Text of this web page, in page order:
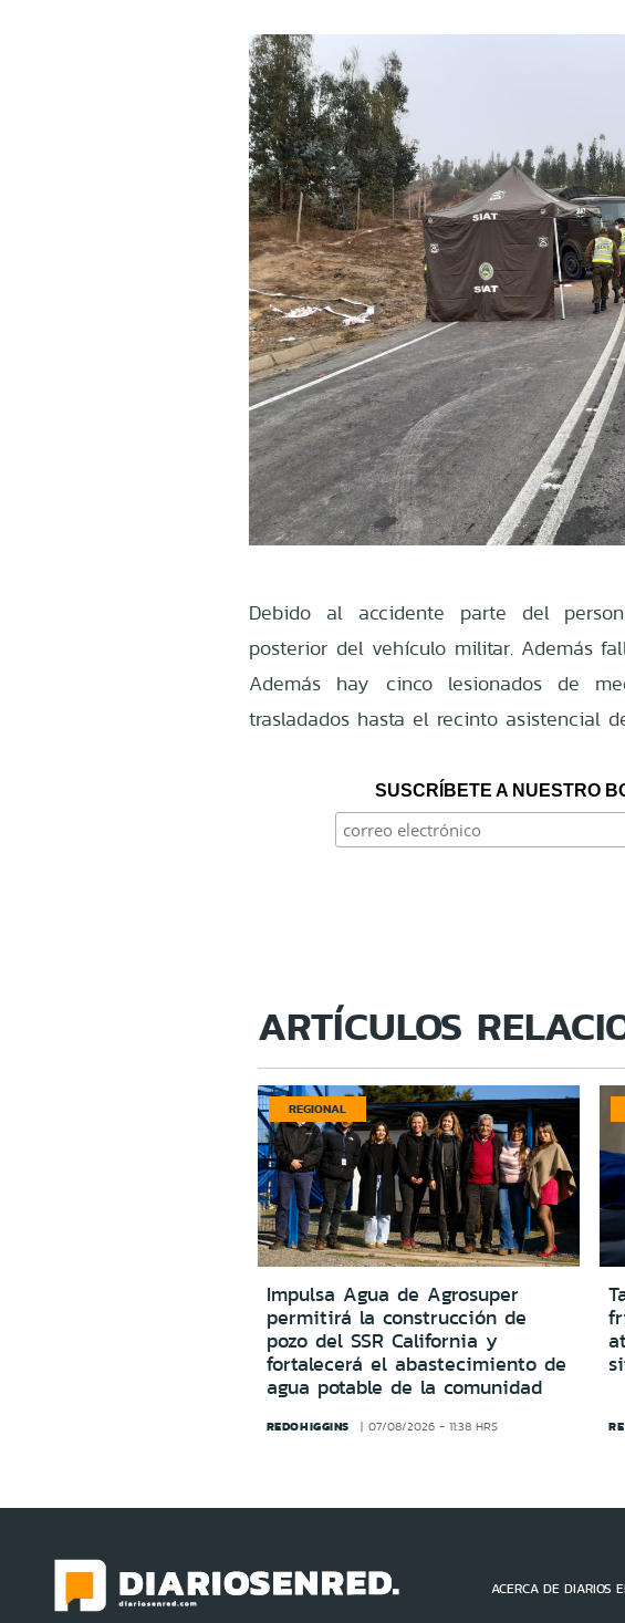
Debido al accidente parte del
posterior del vehículo militar. Además
Además hay cinco lesionados de
trasladados hasta el recinto asistencial
SUSCRÍBETE A NUESTRO
ARTÍCULOS
REGIONAL
Impulsa Agua de Agrosuper
permitirá la construcción de
pozo del SSR California y
fortalecerá el abastecimiento de
agua potable de la comunidad
REDOHIGGINS 07/08/2026 - 11:38 HRS
ACERCA DE DIARIOS